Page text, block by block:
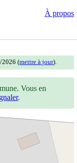
À propos
2026 (mettre à jour).
Vous en
.